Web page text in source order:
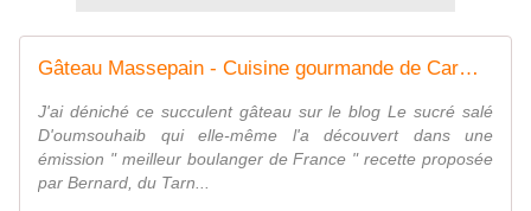
Gâteau Massepain - Cuisine gourmande de Carmencita
J'ai déniché ce succulent gâteau sur le blog Le sucré salé
D'oumsouhaib qui elle-même l'a découvert dans une
émission " meilleur boulanger de France " recette proposée
par Bernard, du Tarn...